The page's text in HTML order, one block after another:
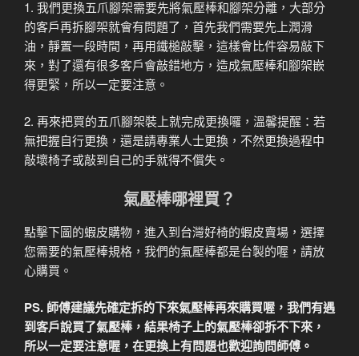
1. 我們更換五爪腳架需要先將氣壓棒和腳架分離，大部分
的客戶再拆腳架就會有問題了，首先我們需要先上潤滑
油，靜置一段時間，再用鐵槌敲擊，這樣會比件容易敲下
來，對了還有很多客戶會敲錯地方，造成氣壓棒和腳架嵌
得更緊，所以一定要注意。
2. 再來把買的五爪腳架裝上就完成更換囉，溫馨提醒：若
無把握自行更換，還是請專業人士更換，不然更換過程中
敲壞椅子或敲到自己的手就得不償失。
氣壓棒哪裡買？
點擊下圖的蝦皮購物，進入到台灣好椅的蝦皮賣場，選擇
您需要的氣壓棒規格，我們的氣壓棒都是台製的喔，請放
心購買。
PS. 師傅建議先確定拆的下來氣壓棒再來購買喔，我們有遇
到客戶說買了氣壓棒，結果椅子上的氣壓棒卻拆不下來，
所以一定要注意喔，在更換上有問題也歡迎詢問師傅。